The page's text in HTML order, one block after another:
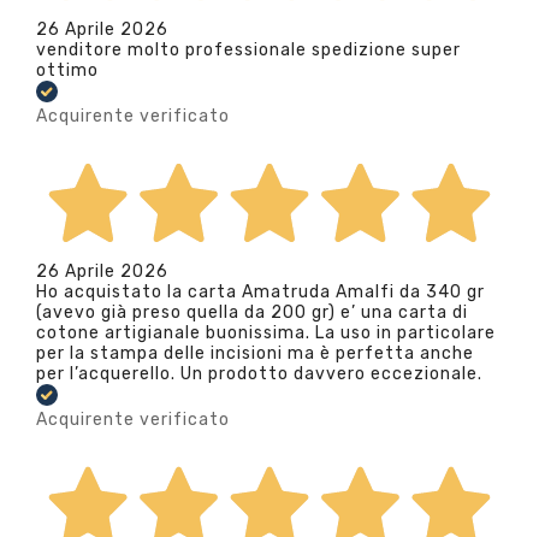
26 Aprile 2026
venditore molto professionale spedizione super
ottimo
Acquirente verificato
26 Aprile 2026
Ho acquistato la carta Amatruda Amalfi da 340 gr
(avevo già preso quella da 200 gr) e’ una carta di
cotone artigianale buonissima. La uso in particolare
per la stampa delle incisioni ma è perfetta anche
per l’acquerello. Un prodotto davvero eccezionale.
Acquirente verificato